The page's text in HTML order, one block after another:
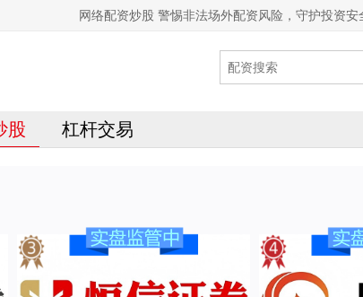
网络配资炒股 警惕非法场外配资风险，守护投资
股 杠杆交易